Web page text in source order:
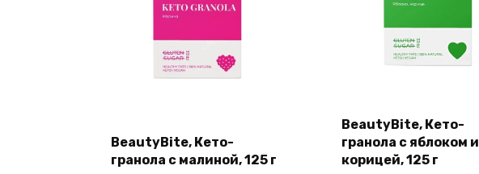
BeautyBite, Кето-
гранола с малиной, 125 г
BeautyBite, Кето-
гранола с яблоком и
корицей, 125 г